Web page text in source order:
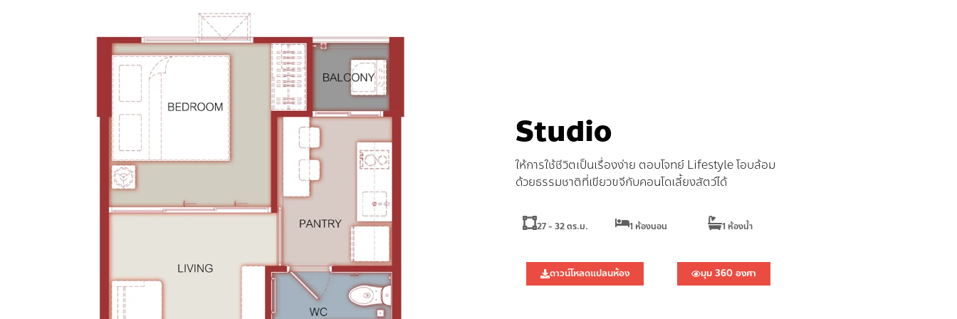
Studio
ให้การใช้ชีวิตเป็นเรื่องง่าย ตอบโจทย์ Lifestyle โอบล้อม
ด้วยธรรมชาติที่เขียวขจีกับคอนโดเลี้ยงสัตว์ได้
27 - 32 ตร.ม. 1 ห้องนอน 1 ห้องน้ำ
ดาวน์โหลดแปลนห้อง มุม 360 องศา